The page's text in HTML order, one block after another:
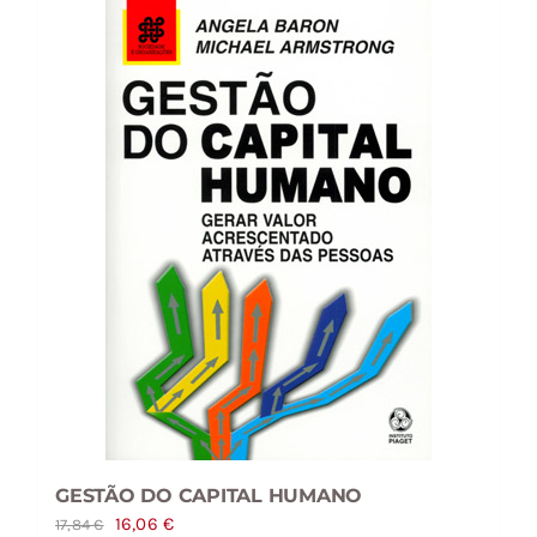
GESTÃO DO CAPITAL HUMANO
17,84€ O
16,06€O